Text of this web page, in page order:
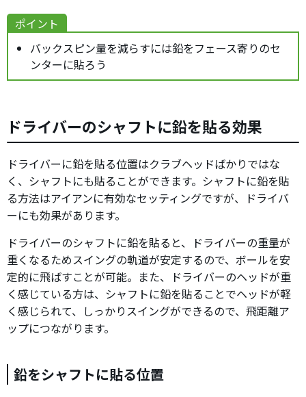
ポイント
バックスピン量を減らすには鉛をフェース寄りのセ
ンターに貼ろう
ドライバーのシャフトに鉛を貼る効果
ドライバーに鉛を貼る位置はクラブヘッドばかりではな
く、シャフトにも貼ることができます。シャフトに鉛を貼
る方法はアイアンに有効なセッティングですが、ドライバ
ーにも効果があります。
ドライバーのシャフトに鉛を貼ると、ドライバーの重量が
重くなるためスイングの軌道が安定するので、ボールを安
定的に飛ばすことが可能。また、ドライバーのヘッドが重
く感じている方は、シャフトに鉛を貼ることでヘッドが軽
く感じられて、しっかりスイングができるので、飛距離ア
ップにつながります。
鉛をシャフトに貼る位置